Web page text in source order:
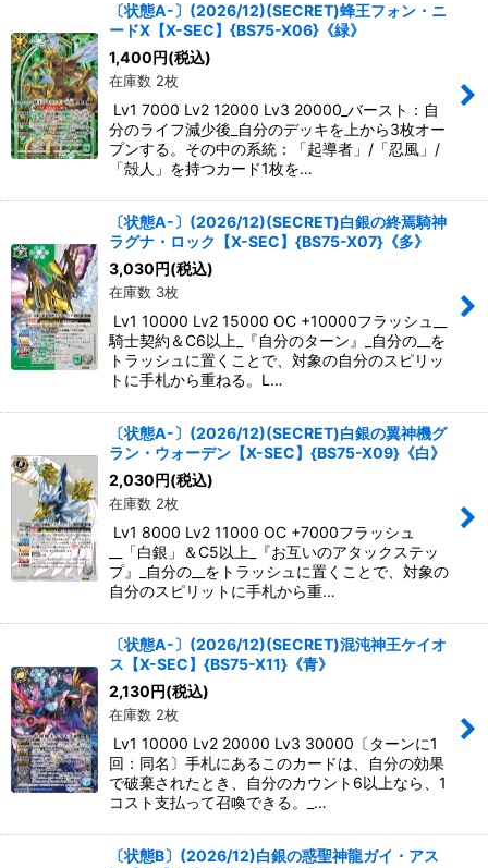
〔状態A-〕(2026/12)(SECRET)蜂王フォン・ニ
ードX【X-SEC】{BS75-X06}《緑》
1,400 円(税込)
在庫数 2枚
Lv1 7000 Lv2 12000 Lv3 20000_バースト：自
分のライフ減少後_自分のデッキを上から3枚オー
プンする。その中の系統：「起導者」/「忍風」/
「殻人」を持つカード1枚を…
〔状態A-〕(2026/12)(SECRET)白銀の終焉騎神
ラグナ・ロック【X-SEC】{BS75-X07}《多》
3,030 円(税込)
在庫数 3枚
Lv1 10000 Lv2 15000 OC +10000フラッシュ__
騎士契約＆C6以上_『自分のターン』_自分の__を
トラッシュに置くことで、対象の自分のスピリッ
トに手札から重ねる。L…
〔状態A-〕(2026/12)(SECRET)白銀の翼神機グ
ラン・ウォーデン【X-SEC】{BS75-X09}《白》
2,030 円(税込)
在庫数 2枚
Lv1 8000 Lv2 11000 OC +7000フラッシュ
__「白銀」＆C5以上_『お互いのアタックステッ
プ』_自分の__をトラッシュに置くことで、対象の
自分のスピリットに手札から重…
〔状態A-〕(2026/12)(SECRET)混沌神王ケイオ
ス【X-SEC】{BS75-X11}《青》
2,130 円(税込)
在庫数 2枚
Lv1 10000 Lv2 20000 Lv3 30000〔ターンに1
回：同名〕手札にあるこのカードは、自分の効果
で破棄されたとき、自分のカウント6以上なら、1
コスト支払って召喚できる。_…
〔状態B〕(2026/12)白銀の惑聖神龍ガイ・アス